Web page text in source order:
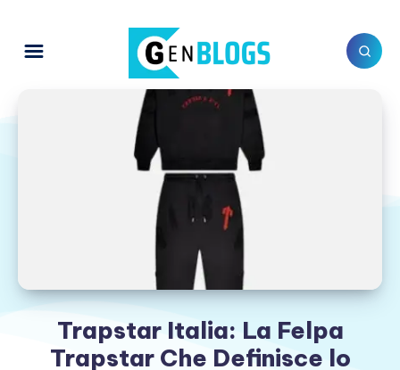
Trapstar Italia: La Felpa
Trapstar Che Definisce lo